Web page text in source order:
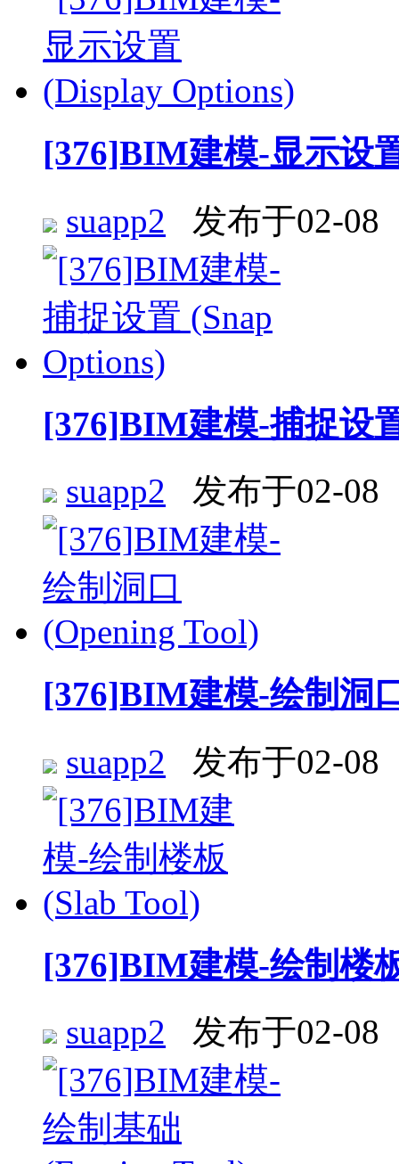
[376]BIM建模-显示设
suapp2 发布于02-08
[376]BIM建模-捕捉设
suapp2 发布于02-08
[376]BIM建模-绘制洞
suapp2 发布于02-08
[376]BIM建模-绘制楼
suapp2 发布于02-08